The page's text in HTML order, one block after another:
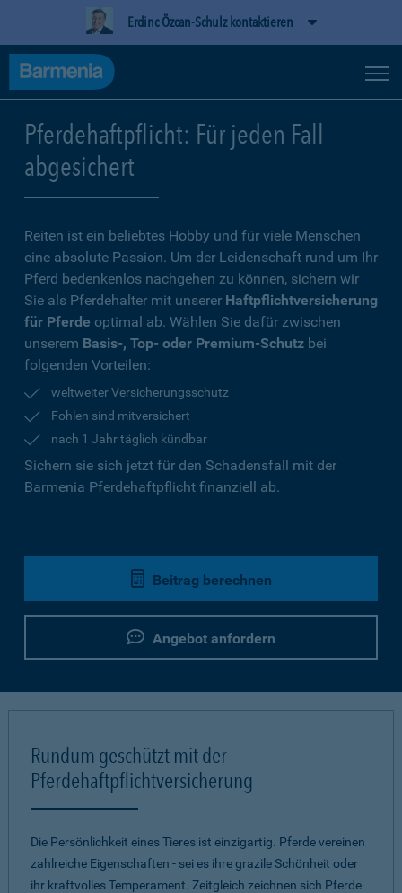
Erdinc Özcan-Schulz kontaktieren
Pferdehaftpflicht: Für jeden Fall
abgesichert
Reiten ist ein beliebtes Hobby und für viele Menschen
eine absolute Passion. Um der Leidenschaft rund um Ihr
Pferd bedenkenlos nachgehen zu können, sichern wir
Sie als Pferdehalter mit unserer Haftpflichtversicherung
für Pferde optimal ab. Wählen Sie dafür zwischen
unserem Basis-, Top- oder Premium-Schutz bei
folgenden Vorteilen:
weltweiter Versicherungsschutz
Fohlen sind mitversichert
nach 1 Jahr täglich kündbar
Sichern sie sich jetzt für den Schadensfall mit der
Barmenia Pferdehaftpflicht finanziell ab.
Beitrag berechnen
Angebot anfordern
Rundum geschützt mit der
Pferdehaftpflichtversicherung
Die Persönlichkeit eines Tieres ist einzigartig. Pferde vereinen
zahlreiche Eigenschaften - sei es ihre grazile Schönheit oder
ihr kraftvolles Temperament. Zeitgleich zeichnen sich Pferde